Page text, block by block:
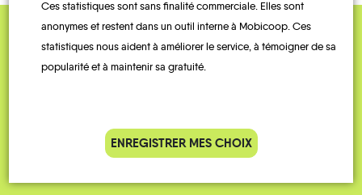
QUELQUES
Témoignages
Ces statistiques sont sans finalité commerciale. Elles sont
anonymes et restent dans un outil interne à Mobicoop. Ces
statistiques nous aident à améliorer le service, à témoigner de sa
popularité et à maintenir sa gratuité.
ENREGISTRER MES CHOIX